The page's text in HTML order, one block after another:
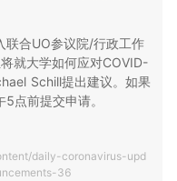
联合UO参议院/行政工作
就大学如何应对COVID-
Schill提出建议。如果
点前提交申请。
daily-coronavirus-upd
36